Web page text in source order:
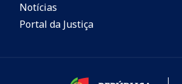
Notícias
Portal da Justiça